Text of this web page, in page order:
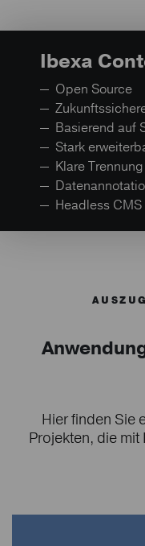
Ibexa
Open Source
Basierend auf
Stark
Klare
Headless CMS
Hier finden Sie
Projekten, die